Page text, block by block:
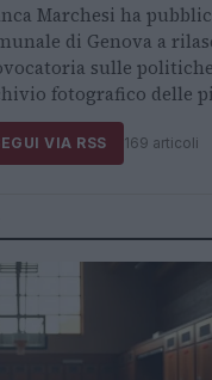
Marchesi ha
di Genova a
sulle
fotografico delle
VIA RSS 169 articoli